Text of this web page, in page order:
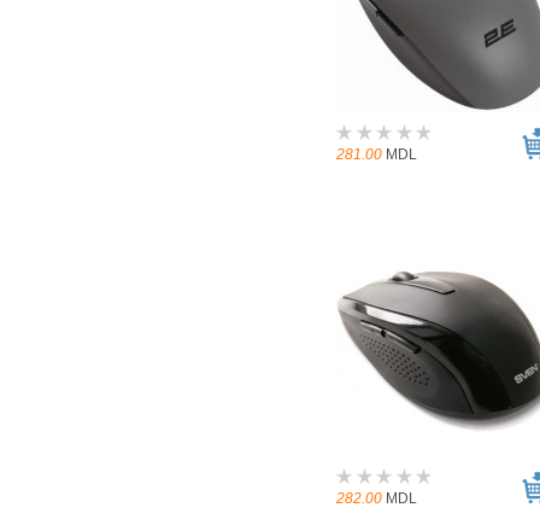
281.00 MDL
282.00 MDL